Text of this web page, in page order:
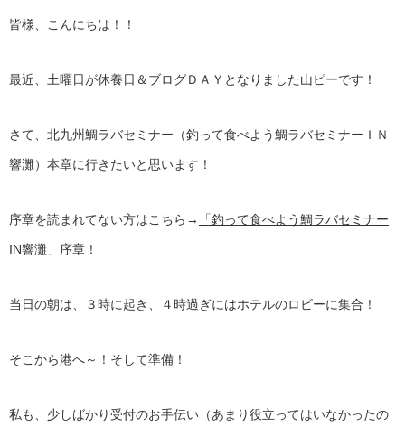
皆様、こんにちは！！
最近、土曜日が休養日＆ブログＤＡＹとなりました山ピーです！
さて、北九州鯛ラバセミナー（釣って食べよう鯛ラバセミナーＩＮ
響灘）本章に行きたいと思います！
序章を読まれてない方はこちら→ 「釣って食べよう鯛ラバセミナー
IN響灘」序章！
当日の朝は、３時に起き、４時過ぎにはホテルのロビーに集合！
そこから港へ～！そして準備！
私も、少しばかり受付のお手伝い（あまり役立ってはいなかったの